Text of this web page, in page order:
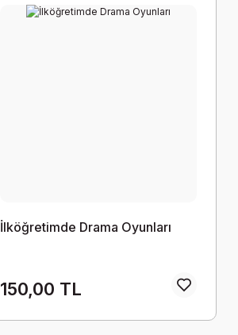
İlköğretimde Drama Oyunları
150,00 TL